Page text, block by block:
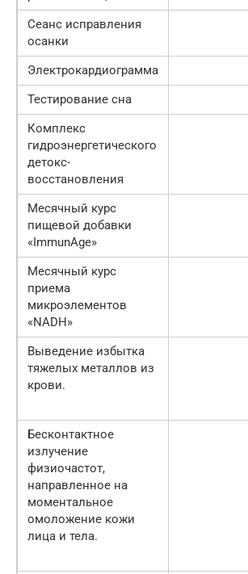
Сеанс исправления
осанки
Электрокардиограмма
Тестирование сна
Комплекс
гидроэнергетического
детокс-
восстановления
Месячный курс
пищевой добавки
«ImmunAge»
Месячный курс
приема
микроэлементов
«NADH»
Выведение избытка
тяжелых металлов из
крови.
Бесконтактное
излучение
физиочастот,
направленное на
моментальное
омоложение кожи
лица и тела.